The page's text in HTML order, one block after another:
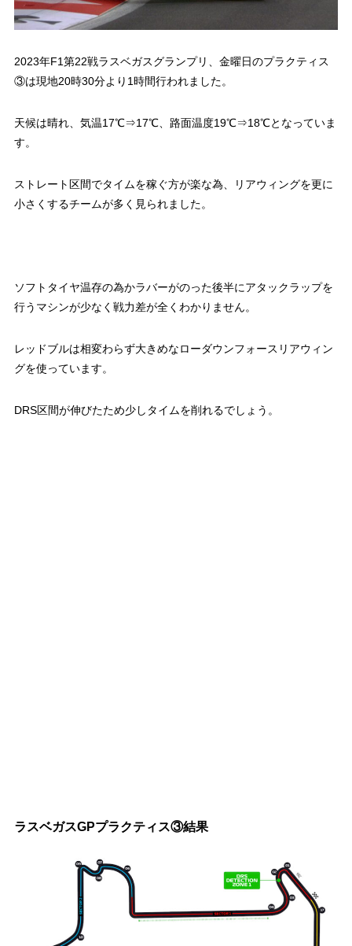
2023年F1第22戦ラスベガスグランプリ、金曜日のプラクティス
③は現地20時30分より1時間行われました。
天候は晴れ、気温17℃⇒17℃、路面温度19℃⇒18℃となっていま
す。
ストレート区間でタイムを稼ぐ方が楽な為、リアウィングを更に
小さくするチームが多く見られました。
ソフトタイヤ温存の為かラバーがのった後半にアタックラップを
行うマシンが少なく戦力差が全くわかりません。
レッドブルは相変わらず大きめなローダウンフォースリアウィン
グを使っています。
DRS区間が伸びたため少しタイムを削れるでしょう。
ラスベガスGPプラクティス③結果